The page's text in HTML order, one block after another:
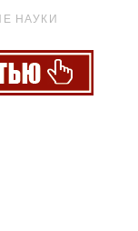
НАУКИ